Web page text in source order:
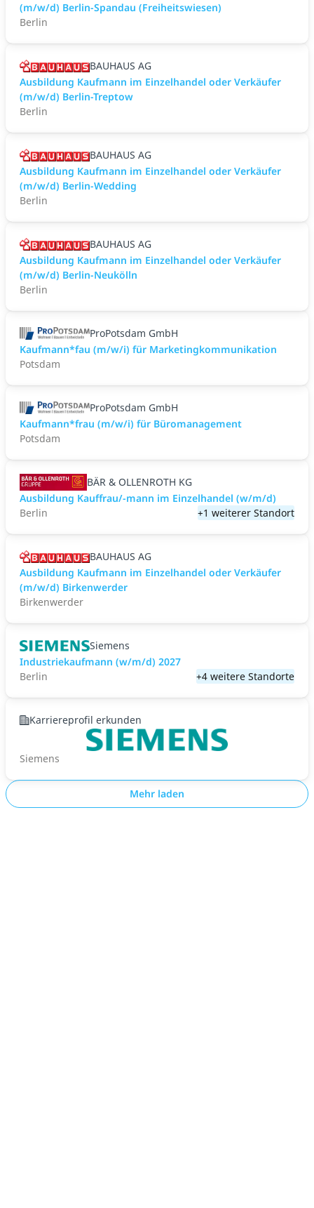
(m/w/d) Berlin-Spandau (Freiheitswiesen)
Berlin
BAUHAUS AG
Ausbildung Kaufmann im Einzelhandel oder Verkäufer
(m/w/d) Berlin-Treptow
Berlin
BAUHAUS AG
Ausbildung Kaufmann im Einzelhandel oder Verkäufer
(m/w/d) Berlin-Wedding
Berlin
BAUHAUS AG
Ausbildung Kaufmann im Einzelhandel oder Verkäufer
(m/w/d) Berlin-Neukölln
Berlin
ProPotsdam GmbH
Kaufmann*fau (m/w/i) für Marketingkommunikation
Potsdam
ProPotsdam GmbH
Kaufmann*frau (m/w/i) für Büromanagement
Potsdam
BÄR & OLLENROTH KG
Ausbildung Kauffrau/-mann im Einzelhandel (w/m/d)
Berlin
+1 weiterer Standort
BAUHAUS AG
Ausbildung Kaufmann im Einzelhandel oder Verkäufer
(m/w/d) Birkenwerder
Birkenwerder
Siemens
Industriekaufmann (w/m/d) 2027
Berlin
+4 weitere Standorte
Karriereprofil erkunden
Siemens
Mehr laden